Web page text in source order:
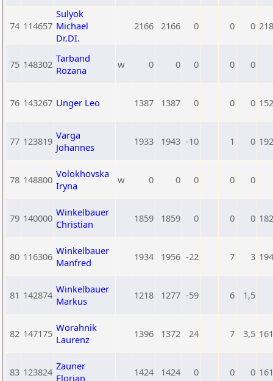
74 114657
Sulyok
Michael
Dr.DI.
2166 2166 0 0 0
75 148302 Tarband
Rozana
w 0 0 0 0 0
76 143267 Unger Leo 1387 1387 0 0 0
77 123819 Varga
Johannes
1933 1943 -10 1 0
78 148800 Volokhovska
Iryna
w 0 0 0 0 0
79 140000 Winkelbauer
Christian
1859 1859 0 0 0
80 116306 Winkelbauer
Manfred
1934 1956 -22 7 3
81 142874 Winkelbauer
Markus
1218 1277 -59 6 1,5
82 147175 Worahnik
Laurenz
1396 1372 24 7 3,5
83 123824 Zauner
Florian
1424 1424 0 0 0